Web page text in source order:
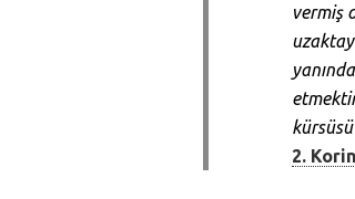
vermiş
2.